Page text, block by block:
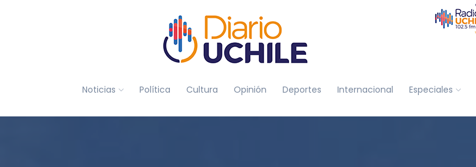
Noticias Política Cultura Opinión Deportes Internacional Especiales